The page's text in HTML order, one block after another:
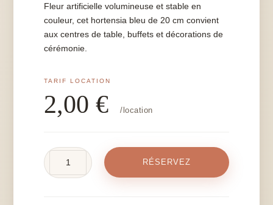
Fleur artificielle volumineuse et stable en
couleur, cet hortensia bleu de 20 cm convient
aux centres de table, buffets et décorations de
cérémonie.
2,00€ /location
RÉSERVEZ